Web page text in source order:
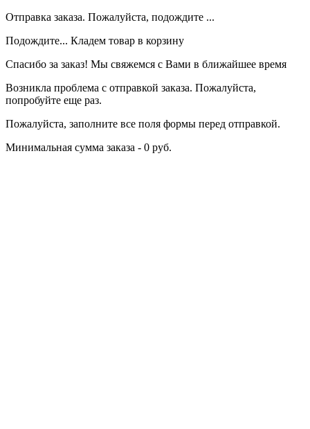
Отправка заказа. Пожалуйста, подождите ...
Подождите... Кладем товар в корзину
Спасибо за заказ! Мы свяжемся с Вами в ближайшее время
Возникла проблема с отправкой заказа. Пожалуйста,
попробуйте еще раз.
Пожалуйста, заполните все поля формы перед отправкой.
Минимальная сумма заказа - 0 руб.